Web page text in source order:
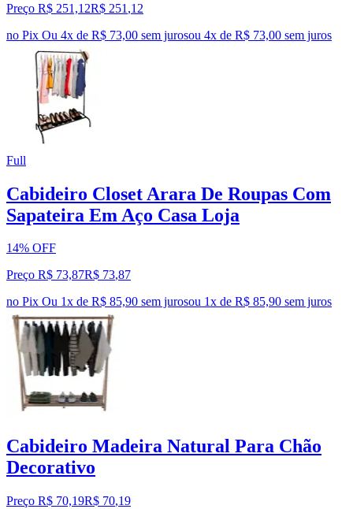
Preço R$ 251,12R$ 251 ,12
no Pix Ou 4x de R$ 73,00 sem jurosou 4x de R$ 73,00 sem juros
Full
Cabideiro Closet Arara De Roupas Com
Sapateira Em Aço Casa Loja
14% OFF
Preço R$ 73,87R$ 73,87
no Pix Ou 1x de R$ 85,90 sem jurosou 1x de R$ 85,90 sem juros
Cabideiro Madeira Natural Para Chão
Decorativo
Preço R$ 70,19R$ 70,19